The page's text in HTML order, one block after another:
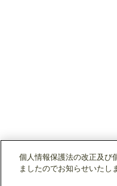
個人情報保護法の改正及び
ましたのでお知らせいたし